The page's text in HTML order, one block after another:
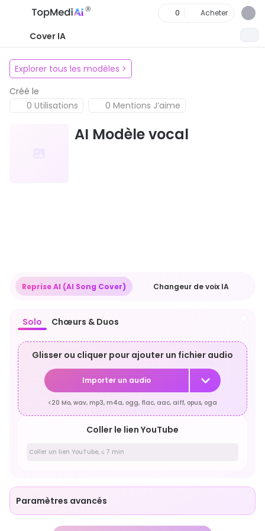
Cover IA
0 Acheter
Explorer tous les modèles >
Créé le
0 Utilisations
0 Mentions J’aime
AI Modèle vocal
Reprise AI (AI Song Cover) Changeur de voix IA
Solo Chœurs & Duos
Glisser ou cliquer pour ajouter un fichier audio
Importer un audio
<20 Mo, wav, mp3, m4a, ogg, flac, aac, aiff, opus, oga
Coller le lien YouTube
Paramètres avancés